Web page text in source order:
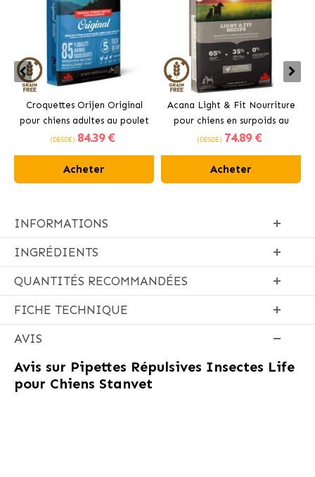
Croquettes Orijen Original
pour chiens adultes au poulet
(DESDE) 84.39 €
Acheter
Acana Light & Fit Nourriture
pour chiens en surpoids au
poulet frais
(DESDE) 74.89 €
Acheter
INFORMATIONS
INGRÉDIENTS
QUANTITÉS RECOMMANDÉES
FICHE TECHNIQUE
AVIS
Avis sur Pipettes Répulsives Insectes Life
pour Chiens Stanvet